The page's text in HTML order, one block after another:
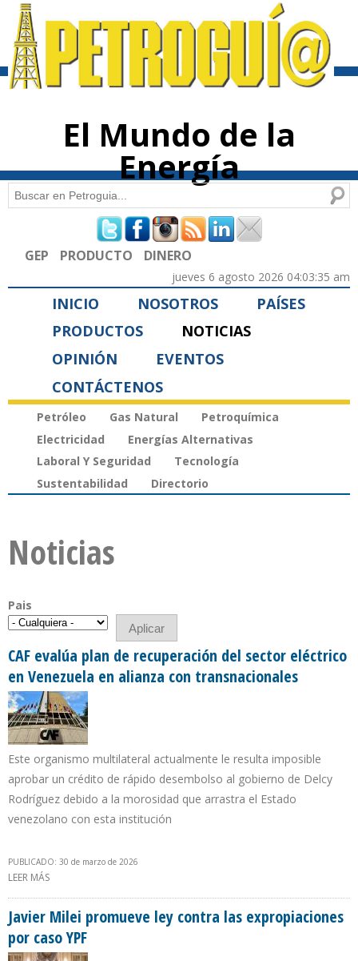
contenido
El Mundo de la
Energía
Formulario de búsqueda
Buscar
GEP PRODUCTO DINERO
jueves 6 agosto 2026 04:03:35 am
INICIO NOSOTROS
PAÍSES
PRODUCTOS
NOTICIAS
OPINIÓN
EVENTOS
CONTÁCTENOS
Petróleo Gas Natural
Petroquímica
Electricidad
Energías Alternativas
Laboral Y Seguridad
Tecnología
Sustentabilidad
Directorio
Noticias
Pais
CAF evalúa plan de recuperación del sector eléctrico
en Venezuela en alianza con transnacionales
Este organismo multilateral actualmente le resulta imposible
aprobar un crédito de rápido desembolso al gobierno de Delcy
Rodríguez debido a la morosidad que arrastra el Estado
venezolano con esta institución
PUBLICADO: 30 de marzo de 2026
LEER MÁS
Javier Milei promueve ley contra las expropiaciones
por caso YPF